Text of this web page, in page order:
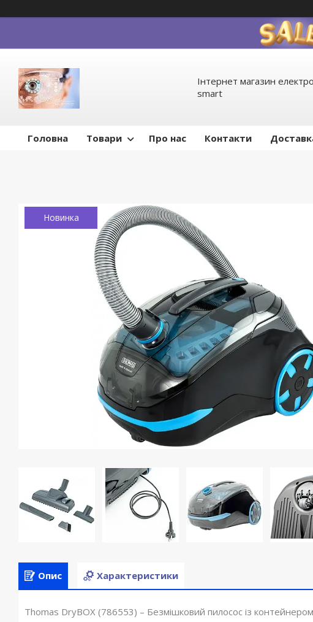
Інтернет магазин
smart
Головна Товари Про нас Контакти
Новинка
Опис Характеристики
Thomas DryBOX (786553) – Безмішковий пилосос із контейнером